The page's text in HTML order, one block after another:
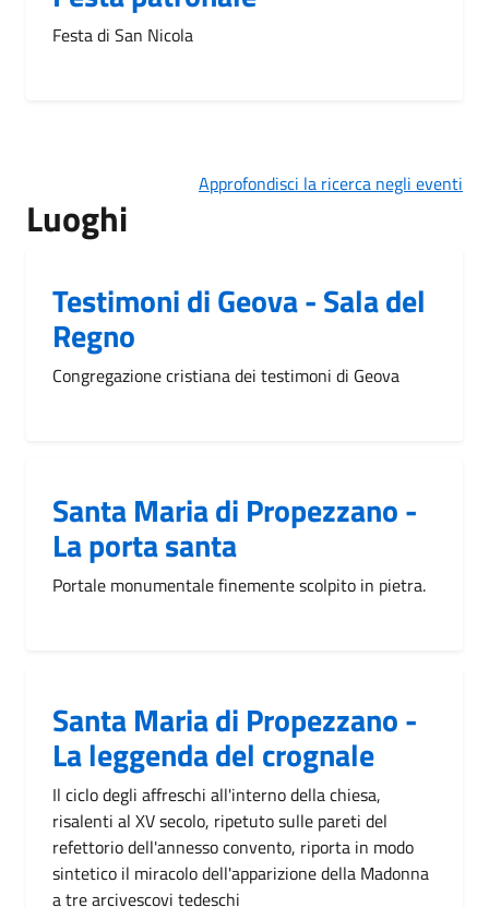
Festa di San Nicola
Approfondisci la ricerca negli eventi
Luoghi
Testimoni di Geova - Sala del
Regno
Congregazione cristiana dei testimoni di Geova
Santa Maria di Propezzano -
La porta santa
Portale monumentale finemente scolpito in pietra.
Santa Maria di Propezzano -
La leggenda del crognale
Il ciclo degli affreschi all'interno della chiesa,
risalenti al XV secolo, ripetuto sulle pareti del
refettorio dell'annesso convento, riporta in modo
sintetico il miracolo dell'apparizione della Madonna
a tre arcivescovi tedeschi